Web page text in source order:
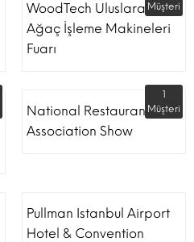
WoodTech Uluslararası
Ağaç İşleme Makineleri
Fuarı
Müşteri
National Restaurant
Association Show
1
Müşteri
Pullman Istanbul Airport
Hotel & Convention